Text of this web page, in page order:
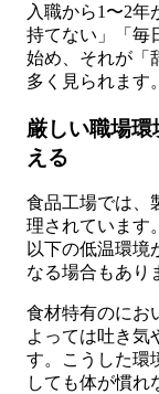
入職から1〜2
持てない」「毎
始め、それが「
多く見られます。
厳しい職場
える
食品工場では、
理されています
以下の低温環境
なる場合もあり
食材特有のにお
よっては吐き気
す。こうした環
しても体が慣れ